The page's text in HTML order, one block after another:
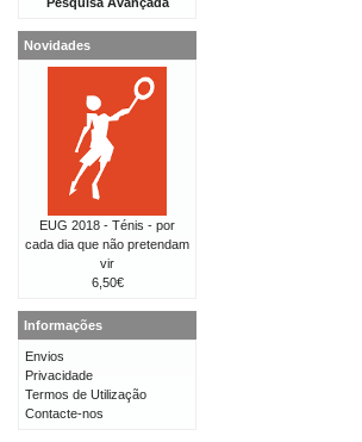
Novidades
EUG 2018 - Ténis - por
cada dia que não pretendam
vir
6,50€
Informações
Envios
Privacidade
Termos de Utilização
Contacte-nos